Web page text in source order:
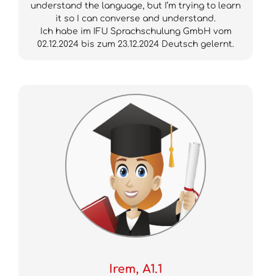
understand the language, but I’m trying to learn
it so I can converse and understand.
Ich habe im IFU Sprachschulung GmbH vom
02.12.2024 bis zum 23.12.2024 Deutsch gelernt.
Irem, A1.1